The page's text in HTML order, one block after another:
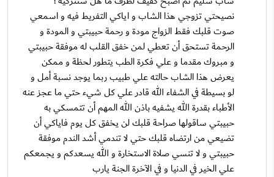
نصيحتي تزوجي هذا الشاب و اياكي التفريط فيه و اسمعي
صوت قلبك فقط الزواج مودة و رحمة حبيبتي و المودة و
الرحمة تستحق أن تعطي لمن خفق القلب له موفقة حبيبتي
و مبروك مقدما و علي فكرة الطب يتطور لحظة و ممكن
يعرض هذا الشاب حالته علي طبيب ربما يوجد نسبة أمل و
لو بسيطة في الشفاء الله قادر علي كل شيء حتي ما عجز عنه
الأطباء بقدرة الله يشفيه باذن الله المهم أن تتمسكي به
حبيبتي ساقولها صراحة قلبك لن يخفق كل يوم فاياكي أن
تضيعي من ارتضاه قلبك حتي لا تندمي أشد الندم موفقة
حبيبتي و لا تنسي صلاة الاستخارة و الله يسعدكم و يجمعكم
علي الخير في الدنيا و في الآخرة الجنة يارب